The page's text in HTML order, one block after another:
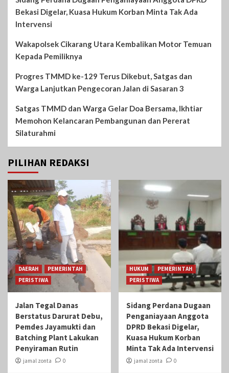
Bekasi Digelar, Kuasa Hukum Korban Minta Tak Ada
Intervensi
Wakapolsek Cikarang Utara Kembalikan Motor Temuan
Kepada Pemiliknya
Progres TMMD ke-129 Terus Dikebut, Satgas dan
Warga Lanjutkan Pengecoran Jalan di Sasaran 3
Satgas TMMD dan Warga Gelar Doa Bersama, Ikhtiar
Memohon Kelancaran Pembangunan dan Pererat
Silaturahmi
PILIHAN REDAKSI
DAERAH
PEMERINTAH
PERISTIWA
Jalan Tegal Danas
Berstatus Darurat Debu,
Pemdes Jayamukti dan
Batching Plant Lakukan
Penyiraman Rutin
jamal zonta 0
HUKUM
PEMERINTAH
PERISTIWA
Sidang Perdana Dugaan
Penganiayaan Anggota
DPRD Bekasi Digelar,
Kuasa Hukum Korban
Minta Tak Ada Intervensi
jamal zonta 0